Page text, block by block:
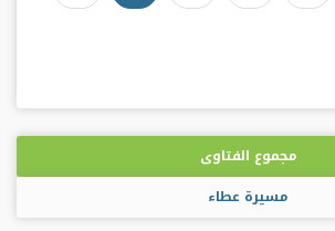
مجموع الفتاوى
مسيرة عطاء